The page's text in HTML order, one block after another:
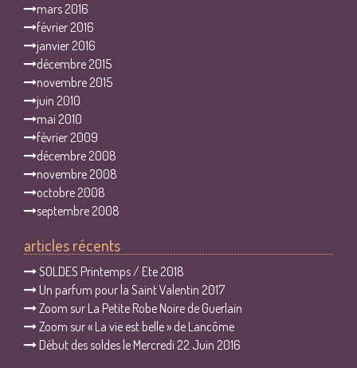
mars 2016
février 2016
janvier 2016
décembre 2015
novembre 2015
juin 2010
mai 2010
février 2009
décembre 2008
novembre 2008
octobre 2008
septembre 2008
articles récents
SOLDES Printemps / Ete 2018
Un parfum pour la Saint Valentin 2017
Zoom sur La Petite Robe Noire de Guerlain
Zoom sur « La vie est belle » de Lancôme
Début des soldes le Mercredi 22 Juin 2016